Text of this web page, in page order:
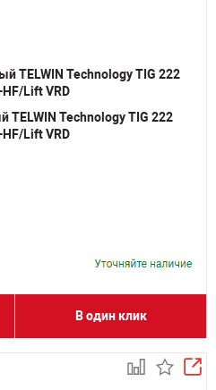
TELWIN Technology TIG 222
HF/Lift VRD
В один клик